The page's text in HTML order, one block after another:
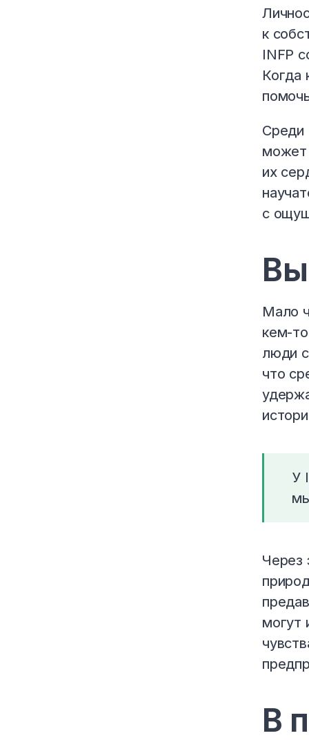
к
INFP
Когда
Среди
может
их
с
Мало
кем-
люди
что
У
Через
могут
В